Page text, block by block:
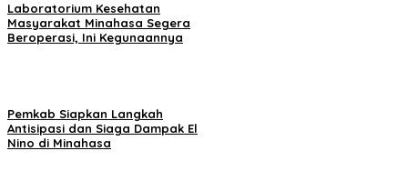
Laboratorium Kesehatan
Masyarakat Minahasa Segera
Beroperasi, Ini Kegunaannya
Pemkab Siapkan Langkah
Antisipasi dan Siaga Dampak El
Nino di Minahasa